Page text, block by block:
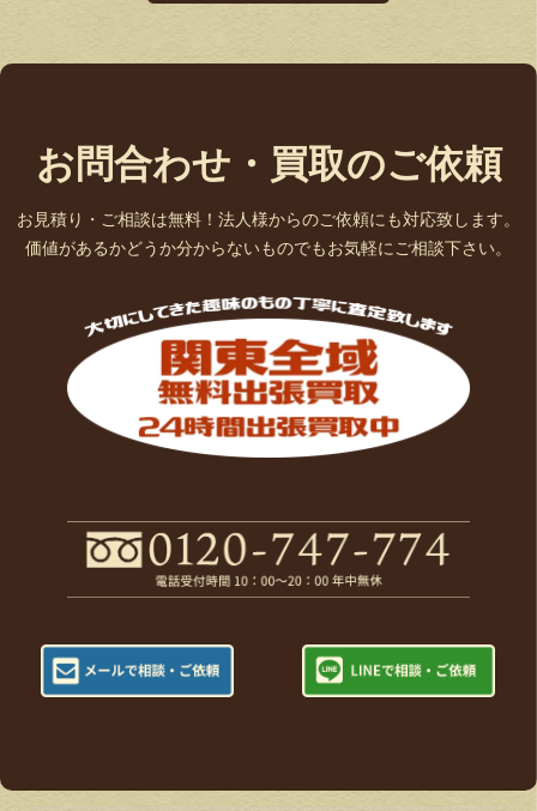
お問合わせ・買取のご依頼
お見積り・ご相談は無料！法人様からのご依頼にも対応致します。
価値があるかどうか分からないものでもお気軽にご相談下さい。